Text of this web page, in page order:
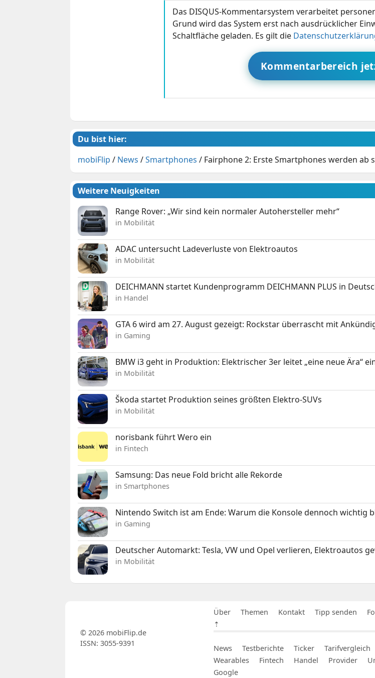
Das DISQUS-Kommentarsystem verarbeitet
Grund wird das System erst nach ausdrücklicher
Schaltfläche geladen. Es gilt die
Kommentarbereich
Du bist hier:
mobiFlip / News /Smartphones / Fairphone 2: Erste Smartphones werden ab
Weitere Neuigkeiten
Range Rover: „Wir sind kein normaler Autohersteller mehr“
in Mobilität
ADAC untersucht Ladeverluste von Elektroautos
in Mobilität
DEICHMANN startet Kundenprogramm DEICHMANN PLUS in
in Handel
GTA 6 wird am 27. August gezeigt: Rockstar überrascht mit
in Gaming
BMW i3 geht in Produktion: Elektrischer 3er leitet „eine neue Ära“
in Mobilität
Škoda startet Produktion seines größten Elektro-SUVs
in Mobilität
norisbank führt Wero ein
in Fintech
Samsung: Das neue Fold bricht alle Rekorde
in Smartphones
Nintendo Switch ist am Ende: Warum die Konsole dennoch wichtig
in Gaming
Deutscher Automarkt: Tesla, VW und Opel verlieren, Elektroautos
in Mobilität
Über Themen Kontakt Tipp senden
⇡
News Testberichte Ticker Tarifvergleich
Wearables
Fintech Handel Provider
Google
© 2026 mobiFlip.de
ISSN: 3055-9391